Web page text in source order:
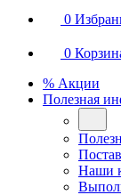
0
0
% Акции
Полезная
Наши